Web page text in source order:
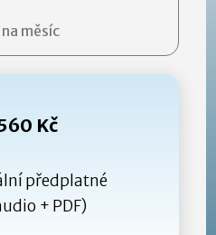
měsíc
Kč
předplatné
+ PDF)